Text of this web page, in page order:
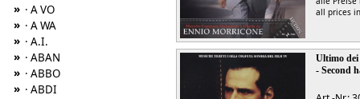
» · A VO
» · A WA
» · A.I.
» · ABAN
» · ABBO
» · ABDI
all prices
Ultimo
- Second